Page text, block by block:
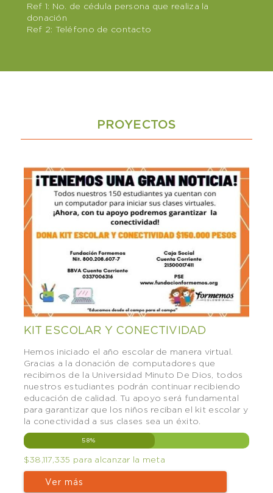
Ref 1: No. de cédula persona que realiza la
donación
Ref 2: Teléfono de contacto
PROYECTOS
KIT ESCOLAR Y CONECTIVIDAD
Hemos iniciado el año escolar de manera virtual.
Gracias a la donación de computadores que
recibimos de la Universidad Minuto De Dios, todos
nuestros estudiantes podrán continuar recibiendo
educación de calidad. Tu apoyo será fundamental
para garantizar que los niños reciban el kit escolar y
la conectividad a sus clases sea un éxito.
58%
$38,117,335 para alcanzar la meta
Ver más